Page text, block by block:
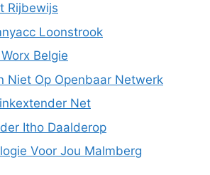
Rijbewijs
Loonstrook
Belgie
Niet Op Openbaar Netwerk
Net
Itho Daalderop
Voor Jou Malmberg